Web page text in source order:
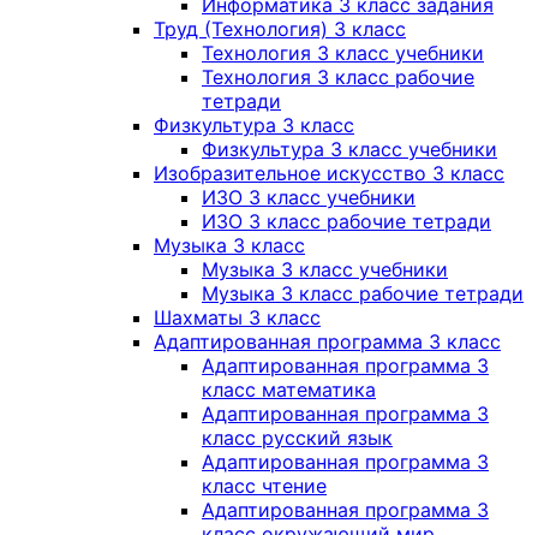
Информатика 3 класс задания
Труд (Технология) 3 класс
Технология 3 класс учебники
Технология 3 класс рабочие
тетради
Физкультура 3 класс
Физкультура 3 класс учебники
Изобразительное искусство 3 класс
ИЗО 3 класс учебники
ИЗО 3 класс рабочие тетради
Музыка 3 класс
Музыка 3 класс учебники
Музыка 3 класс рабочие тетради
Шахматы 3 класс
Адаптированная программа 3 класс
Адаптированная программа 3
класс математика
Адаптированная программа 3
класс русский язык
Адаптированная программа 3
класс чтение
Адаптированная программа 3